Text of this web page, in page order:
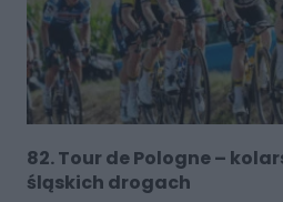
82. Tour de Pologne –
śląskich drogach